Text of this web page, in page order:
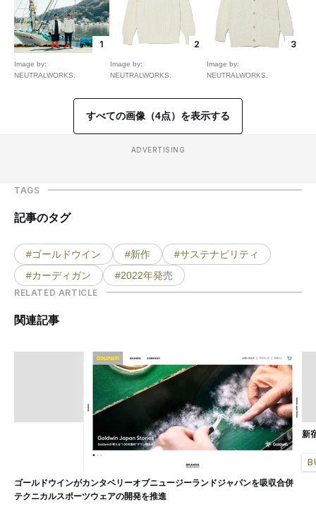
1
Image by:
NEUTRALWORKS.
2
Image by:
NEUTRALWORKS.
3
Image by:
NEUTRALWORKS.
すべての画像（4点）を表示する
ADVERTISING
TAGS
記事のタグ
#ゴールドウイン #新作
#サステナビリティ
#カーディガン
#2022年発売
RELATED ARTICLE
関連記事
ゴールドウインがカンタベリーオブニュージーランドジャパンを吸収合併
テクニカルスポーツウェアの開発を推進
新